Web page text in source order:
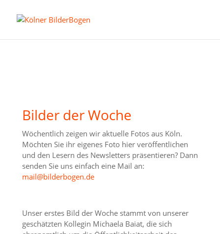
Bilder der Woche
Wöchentlich zeigen wir aktuelle Fotos aus Köln.
Möchten Sie ihr eigenes Foto hier veröffentlichen
und den Lesern des Newsletters präsentieren? Dann
senden Sie uns einfach eine Mail an:
mail@bilderbogen.de
Unser erstes Bild der Woche stammt von unserer
geschätzten Kollegin Michaela Baiat, die sich